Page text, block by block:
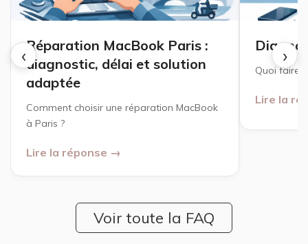
‹ ›
Réparation MacBook Paris :
diagnostic, délai et solution
adaptée
Comment choisir une réparation MacBook
à Paris ?
Lire la réponse →
Quoi faire ?
Lire la
Voir toute la FAQ